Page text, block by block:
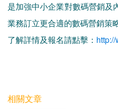
是加強中小企業對數碼營銷及
業務訂立更合適的數碼營銷策
了解詳情及報名請點擊：
相關文章